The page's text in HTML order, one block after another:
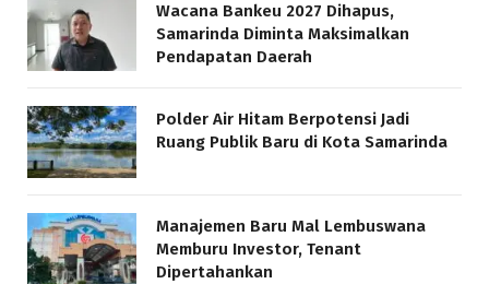
Wacana Bankeu 2027 Dihapus,
Samarinda Diminta Maksimalkan
Pendapatan Daerah
Polder Air Hitam Berpotensi Jadi
Ruang Publik Baru di Kota Samarinda
Manajemen Baru Mal Lembuswana
Memburu Investor, Tenant
Dipertahankan